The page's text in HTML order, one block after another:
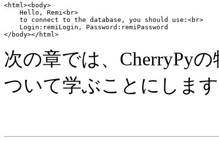
<html><body>
    Hello, Remi<br>
    to connect to the database, you should use:<br>
    Login:remiLogin, Password:remiPassword
次の章では、CherryPy
ついて学ぶことにしま